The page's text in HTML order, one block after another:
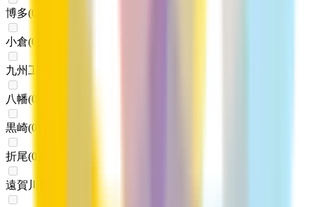
博多(0
小倉(0
九州工大前
八幡(0
黒崎(0
折尾(0
遠賀川